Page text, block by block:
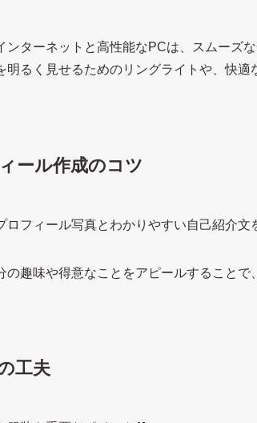
ンターネットと高性能なPCは、スムーズ
明るく見せるためのリングライトや、快適
ール作成のコツ
ロフィール写真とわかりやすい自己紹介文
の趣味や得意なことをアピールすること
工夫